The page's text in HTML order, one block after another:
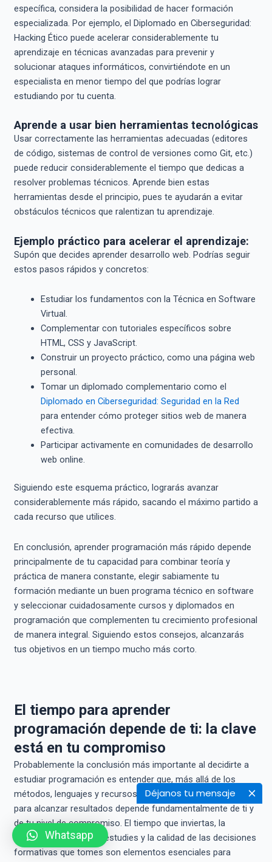
Déjanos tu mensaje
específica, considera la posibilidad de hacer formación
especializada. Por ejemplo, el Diplomado en Ciberseguridad:
Hacking Ético puede acelerar considerablemente tu
aprendizaje en técnicas avanzadas para prevenir y
solucionar ataques informáticos, convirtiéndote en un
especialista en menor tiempo del que podrías lograr
estudiando por tu cuenta.
Aprende a usar bien herramientas tecnológicas
Usar correctamente las herramientas adecuadas (editores
de código, sistemas de control de versiones como Git, etc.)
puede reducir considerablemente el tiempo que dedicas a
resolver problemas técnicos. Aprende bien estas
herramientas desde el principio, pues te ayudarán a evitar
obstáculos técnicos que ralentizan tu aprendizaje.
Ejemplo práctico para acelerar el aprendizaje:
Supón que decides aprender desarrollo web. Podrías seguir
estos pasos rápidos y concretos:
Estudiar los fundamentos con la Técnica en Software
Virtual.
Complementar con tutoriales específicos sobre
HTML, CSS y JavaScript.
Construir un proyecto práctico, como una página web
personal.
Tomar un diplomado complementario como el
Diplomado en Ciberseguridad: Seguridad en la Red
para entender cómo proteger sitios web de manera
efectiva.
Participar activamente en comunidades de desarrollo
web online.
Siguiendo este esquema práctico, lograrás avanzar
considerablemente más rápido, sacando el máximo partido a
cada recurso que utilices.
En conclusión, aprender programación más rápido depende
principalmente de tu capacidad para combinar teoría y
práctica de manera constante, elegir sabiamente tu
formación mediante un buen programa técnico en software
y seleccionar cuidadosamente cursos y diplomados en
programación que complementen tu crecimiento profesional
de manera integral. Siguiendo estos consejos, alcanzarás
tus objetivos en un tiempo mucho más corto.
El tiempo para aprender
programación depende de ti: la clave
está en tu compromiso
Probablemente la conclusión más importante al decidirte a
estudiar programación es entender que, más allá de los
métodos, lenguajes y recursos educativos, el factor decisivo
para alcanzar resultados depende fundamentalmente de ti y
de tu nivel de compromiso. El tiempo que inviertas, la
constancia con la que estudies y la calidad de las decisiones
formativas que tomes son elementos esenciales para
Whatsapp